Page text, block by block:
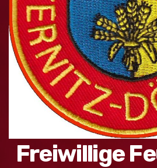
Freiwillige